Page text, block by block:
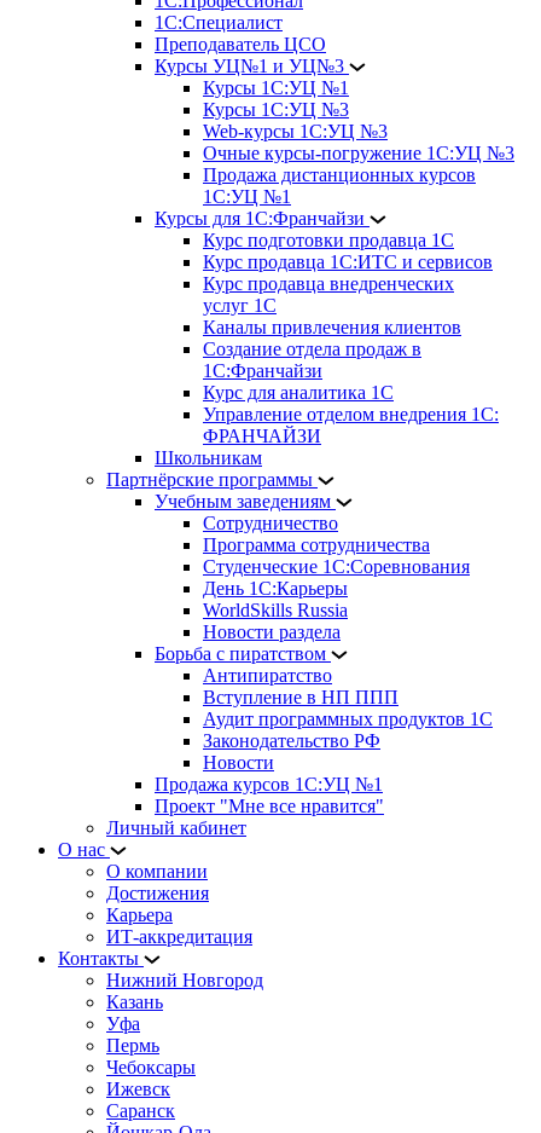
1С:Специалист
Преподаватель ЦСО
Курсы УЦ№1 и УЦ№3
Курсы 1С:УЦ №1
Курсы 1С:УЦ №3
Web-курсы 1С:УЦ №3
Очные курсы-погружение 1С:УЦ №3
Продажа дистанционных курсов
1С:УЦ №1
Курсы для 1С:Франчайзи
Курс подготовки продавца 1С
Курс продавца 1С:ИТС и сервисов
Курс продавца внедренческих
услуг 1С
Каналы привлечения клиентов
Создание отдела продаж в
1С:Франчайзи
Курс для аналитика 1С
Управление отделом внедрения 1С:
ФРАНЧАЙЗИ
Школьникам
Партнёрские программы
Учебным заведениям
Сотрудничество
Программа сотрудничества
Студенческие 1С:Соревнования
День 1С:Карьеры
WorldSkills Russia
Новости раздела
Борьба с пиратством
Антипиратство
Вступление в НП ППП
Аудит программных продуктов 1С
Законодательство РФ
Новости
Продажа курсов 1С:УЦ №1
Проект "Мне все нравится"
Личный кабинет
О нас
О компании
Достижения
Карьера
ИТ-аккредитация
Контакты
Нижний Новгород
Казань
Уфа
Пермь
Чебоксары
Ижевск
Саранск